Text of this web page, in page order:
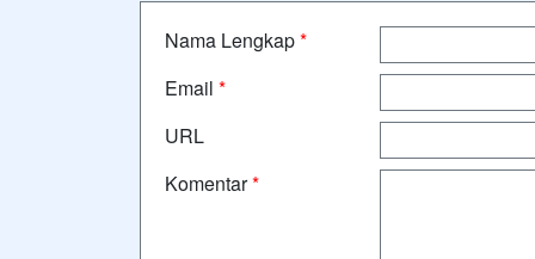
Nama Lengkap*
Email *
URL
Komentar*